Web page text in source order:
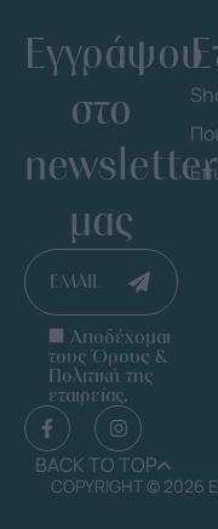
Εγγράψου
στο
newsletter
μας
EMAIL
Αποδέχομαι
τους Όρους &
Πολιτική της
εταιρείας.
BACK TO TOP
COPYRIGHT © 2026